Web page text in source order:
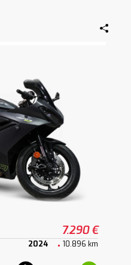
7.290 €
2024 10.896 km